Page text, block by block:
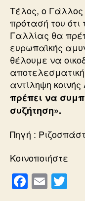
Τέλος, ο
πρότασή του
Γαλλίας θα
ευρωπαϊκής
θέλουμε να
αντίληψη
πρέπει να
συζήτηση».
Πηγή :
Κοινοποιήστε
F E